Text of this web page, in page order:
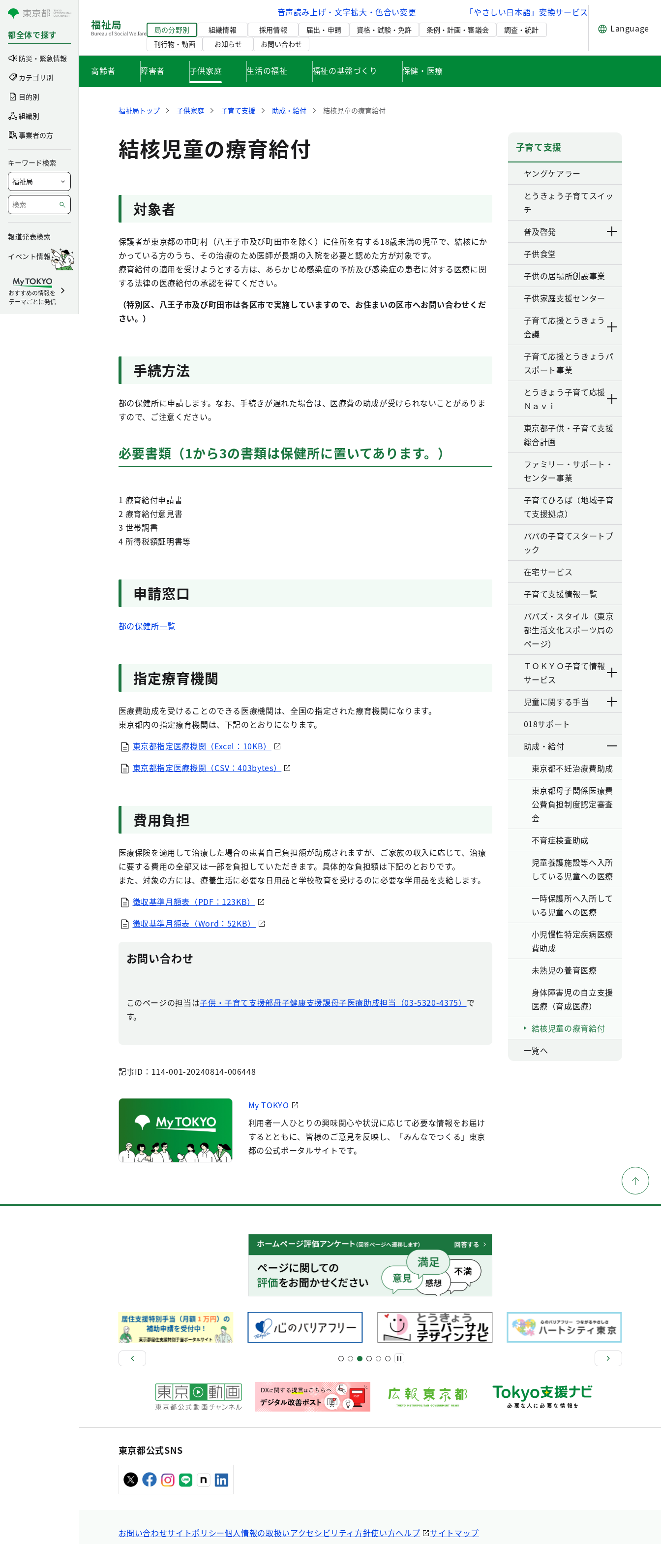
コンテンツにスキップ
都全体で探す
防災・緊急情報
カテゴリ別
目的別
組織別
事業者の方
キーワード検索
報道発表検索
イベント情報
おすすめの情報を
テーマごとに発信
音声読み上げ・文字拡大・色合い変更 「やさしい日本語」変換サービス
局の分野別 組織情報 採用情報 届出・申請 資格・試験・免許 条例・計画・審議会
調査・統計
刊行物・動画
お知らせ お問い合わせ
Language
高齢者 障害者 子供家庭 生活の福祉 福祉の基盤づくり 保健・医療
福祉局トップ 子供家庭 子育て支援 助成・給付 結核児童の療育給付
結核児童の療育給付
対象者
保護者が東京都の市町村（八王子市及び町田市を除く）に住所を有する18歳未満の児童で、結核にか
かっている方のうち、その治療のため医師が長期の入院を必要と認めた方が対象です。
療育給付の適用を受けようとする方は、あらかじめ感染症の予防及び感染症の患者に対する医療に関
する法律の医療給付の承認を得てください。
（特別区、八王子市及び町田市は各区市で実施していますので、お住まいの区市へお問い合わせくだ
さい。）
手続方法
都の保健所に申請します。なお、手続きが遅れた場合は、医療費の助成が受けられないことがありま
すので、ご注意ください。
必要書類（1から3の書類は保健所に置いてあります。）
1 療育給付申請書
2 療育給付意見書
3 世帯調書
4 所得税額証明書等
申請窓口
都の保健所一覧
指定療育機関
医療費助成を受けることのできる医療機関は、全国の指定された療育機関になります。
東京都内の指定療育機関は、下記のとおりになります。
東京都指定医療機関（Excel：10KB）
東京都指定医療機関（CSV：403bytes）
費用負担
医療保険を適用して治療した場合の患者自己負担額が助成されますが、ご家族の収入に応じて、治療
に要する費用の全部又は一部を負担していただきます。具体的な負担額は下記のとおりです。
また、対象の方には、療養生活に必要な日用品と学校教育を受けるのに必要な学用品を支給します。
徴収基準月額表（PDF：123KB）
徴収基準月額表（Word：52KB）
お問い合わせ
このページの担当は子供・子育て支援部母子健康支援課母子医療助成担当（03-5320-4375） で
す。
記事ID：114-001-20240814-006448
My TOKYO
利用者一人ひとりの興味関心や状況に応じて必要な情報をお届け
するとともに、皆様のご意見を反映し、「みんなでつくる」東京
都の公式ポータルサイトです。
子育て支援
ヤングケアラー
とうきょう子育てスイッ
チ
普及啓発
子供食堂
子供の居場所創設事業
子供家庭支援センター
子育て応援とうきょう
会議
子育て応援とうきょうパ
スポート事業
とうきょう子育て応援
Ｎａｖｉ
東京都子供・子育て支援
総合計画
ファミリー・サポート・
センター事業
子育てひろば（地域子育
て支援拠点）
パパの子育てスタートブ
ック
在宅サービス
子育て支援情報一覧
パパズ・スタイル（東京
都生活文化スポーツ局の
ページ）
ＴＯＫＹＯ子育て情報
サービス
児童に関する手当
018サポート
助成・給付
東京都不妊治療費助成
東京都母子関係医療費
公費負担制度認定審査
会
不育症検査助成
児童養護施設等へ入所
している児童への医療
一時保護所へ入所して
いる児童への医療
小児慢性特定疾病医療
費助成
未熟児の養育医療
身体障害児の自立支援
医療（育成医療）
結核児童の療育給付
一覧へ
東京都公式SNS
お問い合わせサイトポリシー個人情報の取扱いアクセシビリティ方針使い方ヘルプ サイトマップ